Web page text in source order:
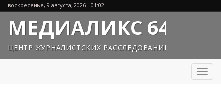
Перейти
к
основному
содержанию
воскресенье, 9 августа, 2026 - 01:02
МЕДИАЛИКС 64
ЦЕНТР ЖУРНАЛИСТСКИХ РАССЛЕДОВАНИЙ
Toggle